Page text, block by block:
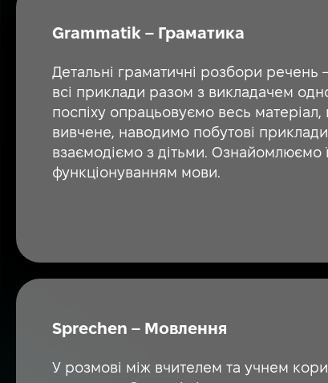
Grammatik – Граматика
Детальні граматичні розбори речень
всі приклади разом з викладачем
поспіху опрацьовуємо весь
вивчене, наводимо побутові
взаємодіємо з дітьми. Ознайомлюємо
функціонуванням мови.
Sprechen – Мовлення
У розмові між вчителем та учнем